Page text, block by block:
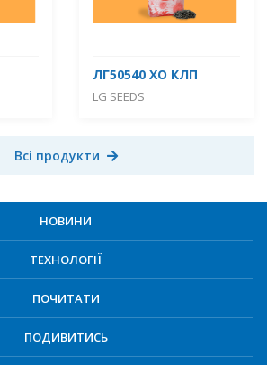
ЛГ50540 ХО КЛП
LG SEEDS
Всі продукти
НОВИНИ
ТЕХНОЛОГІЇ
ПОЧИТАТИ
ПОДИВИТИСЬ